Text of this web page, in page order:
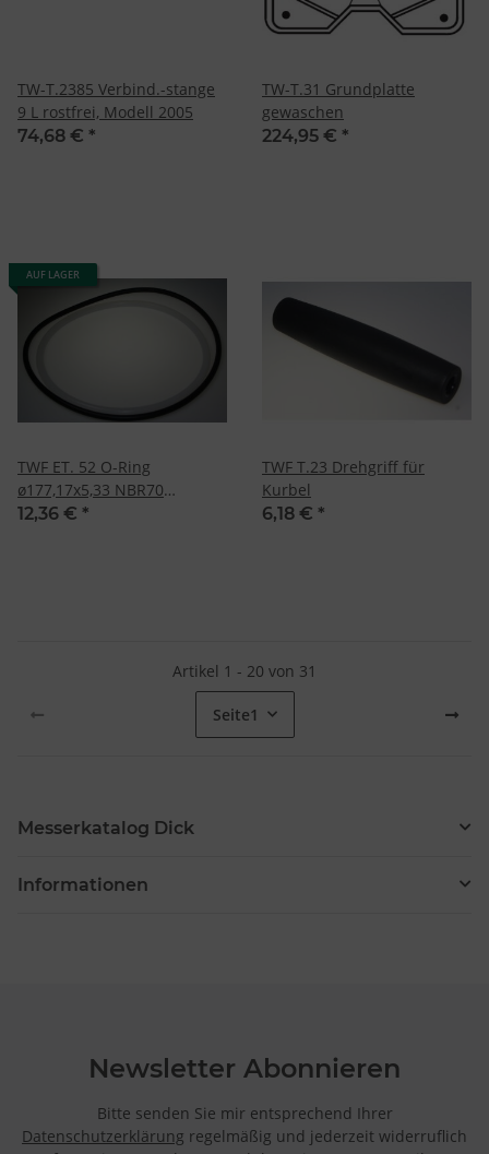
TW-T.2385 Verbind.-stange
9 L rostfrei, Modell 2005
74,68 € *
TW-T.31 Grundplatte
gewaschen
224,95 € *
AUF LAGER
TWF ET. 52 O-Ring
ø177,17x5,33 NBR70
schwarz
12,36 € *
TWF T.23 Drehgriff für
Kurbel
6,18 € *
Artikel 1 - 20 von 31
Seite1
Messerkatalog Dick
Informationen
Newsletter Abonnieren
Bitte senden Sie mir entsprechend Ihrer
Datenschutzerklärung regelmäßig und jederzeit widerruflich